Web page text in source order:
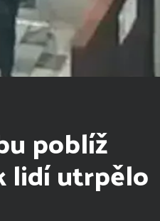
poblíž
lidí utrpělo